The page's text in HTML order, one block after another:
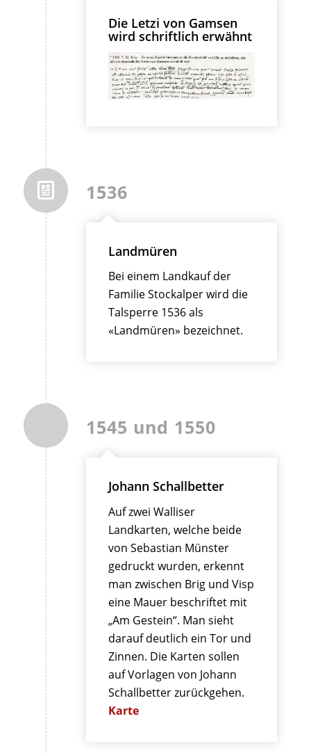
Die Letzi von Gamsen
wird schriftlich erwähnt
1536
Landmüren
Bei einem Landkauf der
Familie Stockalper wird die
Talsperre 1536 als
«Landmüren» bezeichnet.
1545 und 1550
Johann Schallbetter
Auf zwei Walliser
Landkarten, welche beide
von Sebastian Münster
gedruckt wurden, erkennt
man zwischen Brig und Visp
eine Mauer beschriftet mit
„Am Gestein“. Man sieht
darauf deutlich ein Tor und
Zinnen. Die Karten sollen
auf Vorlagen von Johann
Schallbetter zurückgehen.
Karte